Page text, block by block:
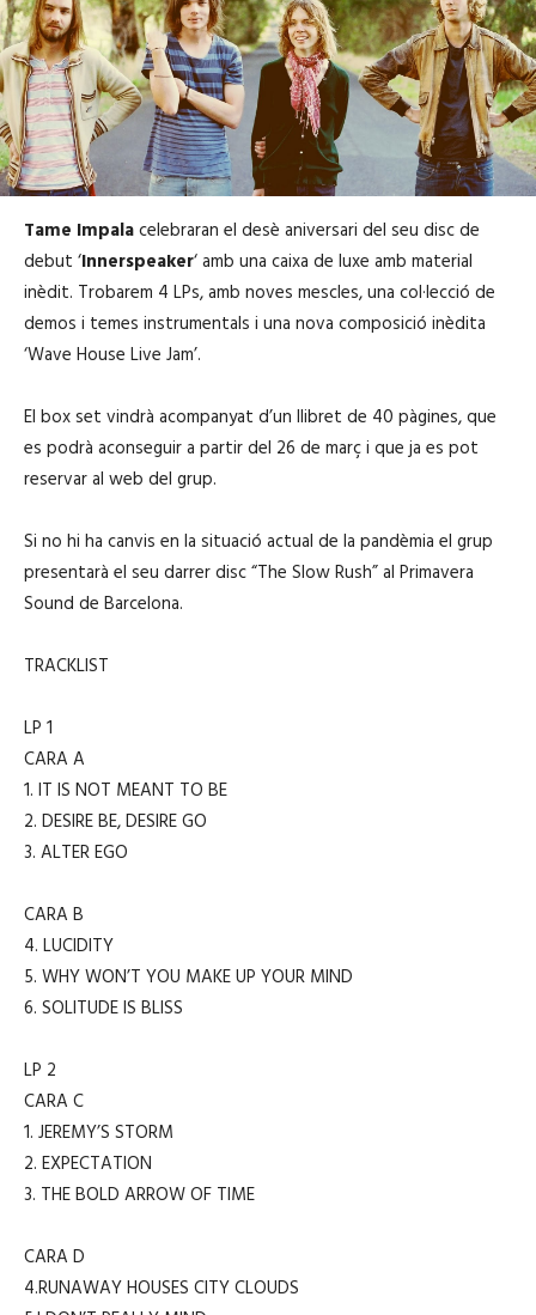
Tame Impalacelebraran el desè aniversari del seu disc de
debut ‘Innerspeaker‘ amb una caixa de luxe amb material
inèdit. Trobarem 4 LPs, amb noves mescles, una col·lecció de
demos i temes instrumentals i una nova composició inèdita
‘Wave House Live Jam’.
El box set vindrà acompanyat d’un llibret de 40 pàgines, que
es podrà aconseguir a partir del 26 de març i que ja es pot
reservar al web del grup.
Si no hi ha canvis en la situació actual de la pandèmia el grup
presentarà el seu darrer disc “The Slow Rush” al Primavera
Sound de Barcelona.
TRACKLIST
LP 1
CARA A
1. IT IS NOT MEANT TO BE
2. DESIRE BE, DESIRE GO
3. ALTER EGO
CARA B
4. LUCIDITY
5. WHY WON’T YOU MAKE UP YOUR MIND
6. SOLITUDE IS BLISS
LP 2
CARA C
1. JEREMY’S STORM
2. EXPECTATION
3. THE BOLD ARROW OF TIME
CARA D
4.RUNAWAY HOUSES CITY CLOUDS